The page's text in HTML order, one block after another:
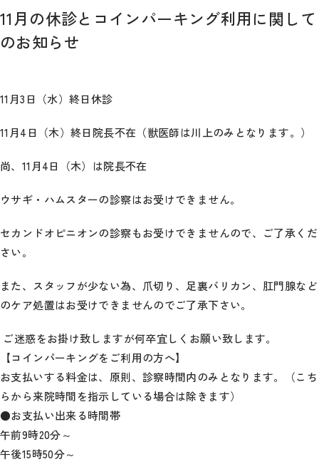
11月の休診とコインパーキング利用に関して
のお知らせ
11月3日（水）終日休診
11月4日（木）終日院長不在（獣医師は川上のみとなります。）
尚、11月4日（木）は院長不在
ウサギ・ハムスターの診察はお受けできません。
セカンドオピニオンの診察もお受けできませんので、ご了承くだ
さい。
また、スタッフが少ない為、爪切り、足裏バリカン、肛門腺など
のケア処置はお受けできませんのでご了承下さい。
ご迷惑をお掛け致しますが何卒宜しくお願い致します。
【コインパーキングをご利用の方へ】
お支払いする料金は、原則、診察時間内のみとなります。（こち
らから来院時間を指示している場合は除きます）
●お支払い出来る時間帯
午前9時20分～
午後15時50分～